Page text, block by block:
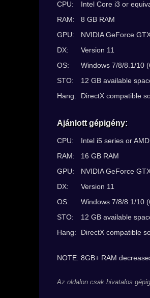
CPU:
Intel Core i3 or
RAM:
8 GB RAM
GPU:
NVIDIA GeForce
DX:
Version 11
OS:
Windows 7/8/8.1/10
STO:
12 GB available
Hang:
DirectX compatible
Ajánlott gépigény:
CPU:
Intel i5 series or
RAM:
16 GB RAM
GPU:
NVIDIA GeForce
DX:
Version 11
OS:
Windows 7/8/8.1/10
STO:
12 GB available
Hang:
DirectX compatible
NOTE: 8GB+ RAM
Az oldalon csak hivatalos